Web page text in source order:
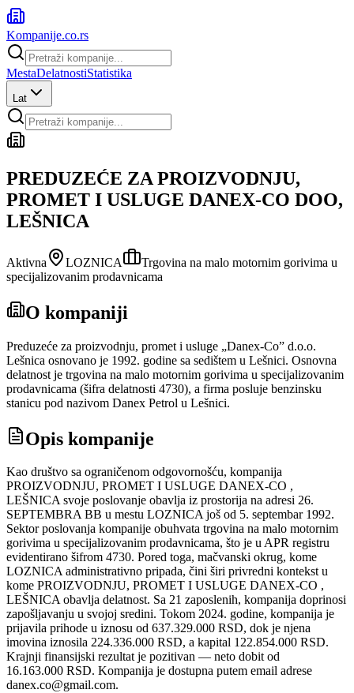
Kompanije.co.rs
MestaDelatnostiStatistika
Lat
PREDUZEĆE ZA PROIZVODNJU,
PROMET I USLUGE DANEX-CO DOO,
LEŠNICA
Aktivna LOZNICA
Trgovina na malo motornim gorivima u
specijalizovanim prodavnicama
O kompaniji
Preduzeće za proizvodnju, promet i usluge „Danex-Co” d.o.o.
Lešnica osnovano je 1992. godine sa sedištem u Lešnici. Osnovna
delatnost je trgovina na malo motornim gorivima u specijalizovanim
prodavnicama (šifra delatnosti 4730), a firma posluje benzinsku
stanicu pod nazivom Danex Petrol u Lešnici.
Opis kompanije
Kao društvo sa ograničenom odgovornošću, kompanija
PROIZVODNJU, PROMET I USLUGE DANEX-CO ,
LEŠNICA svoje poslovanje obavlja iz prostorija na adresi 26.
SEPTEMBRA BB u mestu LOZNICA još od 5. septembar 1992.
Sektor poslovanja kompanije obuhvata trgovina na malo motornim
gorivima u specijalizovanim prodavnicama, što je u APR registru
evidentirano šifrom 4730. Pored toga, mačvanski okrug, kome
LOZNICA administrativno pripada, čini širi privredni kontekst u
kome PROIZVODNJU, PROMET I USLUGE DANEX-CO ,
LEŠNICA obavlja delatnost. Sa 21 zaposlenih, kompanija doprinosi
zapošljavanju u svojoj sredini. Tokom 2024. godine, kompanija je
prijavila prihode u iznosu od 637.329.000 RSD, dok je njena
imovina iznosila 224.336.000 RSD, a kapital 122.854.000 RSD.
Krajnji finansijski rezultat je pozitivan — neto dobit od
16.163.000 RSD. Kompanija je dostupna putem email adrese
danex.co@gmail.com.